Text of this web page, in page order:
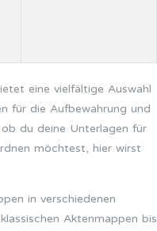
eine vielfältige Auswahl
für die Aufbewahrung und
du deine Unterlagen für
möchtest, hier wirst
in verschiedenen
Aktenmappen bis